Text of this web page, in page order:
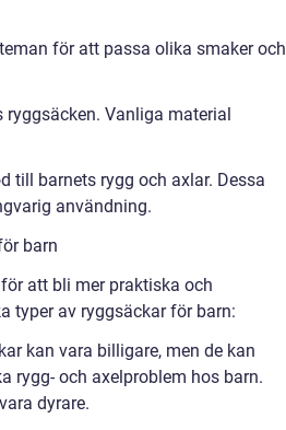
för att passa olika smaker och
Vanliga material
till barnets rygg och axlar. Dessa
användning.
barn
att bli mer praktiska och
typer av ryggsäckar för barn:
kan vara billigare, men de kan
rygg- och axelproblem hos barn.
dyrare.